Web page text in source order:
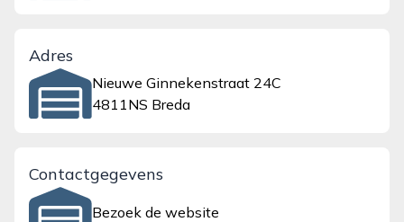
Adres
Nieuwe Ginnekenstraat 24C
4811NS Breda
Contactgegevens
Bezoek de website